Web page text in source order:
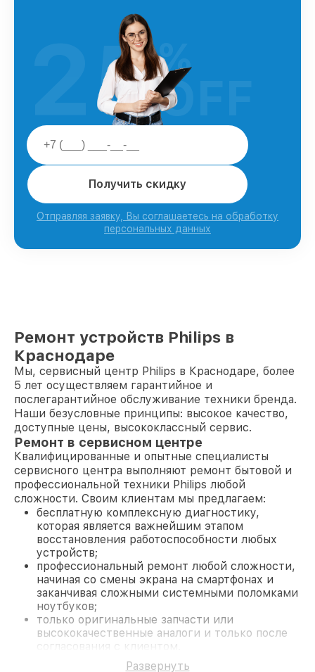
Получить скидку
Отправляя заявку, Вы соглашаетесь на обработку
персональных данных
25%
OFF
Ремонт устройств Philips в
Краснодаре
Мы, сервисный центр Philips в Краснодаре, более
5 лет осуществляем гарантийное и
послегарантийное обслуживание техники бренда.
Наши безусловные принципы: высокое качество,
доступные цены, высококлассный сервис.
Ремонт в сервисном центре
Квалифицированные и опытные специалисты
сервисного центра выполняют ремонт бытовой и
профессиональной техники Philips любой
сложности. Своим клиентам мы предлагаем:
бесплатную комплексную диагностику,
которая является важнейшим этапом
восстановления работоспособности любых
устройств;
профессиональный ремонт любой сложности,
начиная со смены экрана на смартфонах и
заканчивая сложными системными поломками
ноутбуков;
только оригинальные запчасти или
высококачественные аналоги и только после
согласования с клиентом.
На все работы и замененные комплектующие
Развернуть